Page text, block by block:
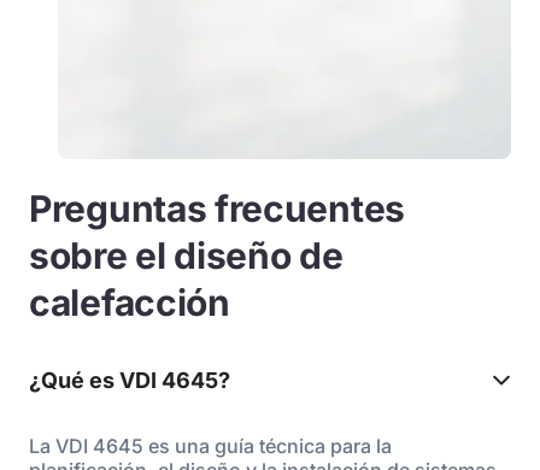
Preguntas frecuentes
sobre el diseño de
calefacción
¿Qué es VDI 4645?
La VDI 4645 es una guía técnica para la